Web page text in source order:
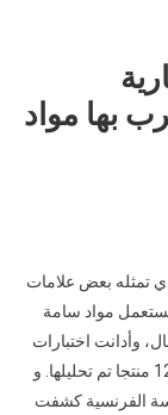
بها مواد
تمثله بعض علامات
تجارية منها تستعمل مواد سامة
وأدانت اختبارات
إلى الكشف عن بقايا مواد سامة في 10 منتجات من 12 منتجا تم تحليلها. و
الفرنسية كشفت